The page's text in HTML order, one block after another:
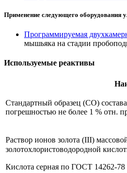
Применение следующего оборудования
Программируемая
мышьяка на стадии
Используемые реактивы
Стандартный образец (СО)
погрешностью не более 1 % отн.
Раствор ионов золота (III)
золотохлористоводородной
Кислота серная по ГОСТ 14262-78